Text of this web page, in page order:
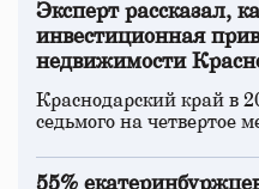
Эксперт рассказал,
инвестиционная
недвижимости
Краснодарский край в
седьмого на четвертое
55%